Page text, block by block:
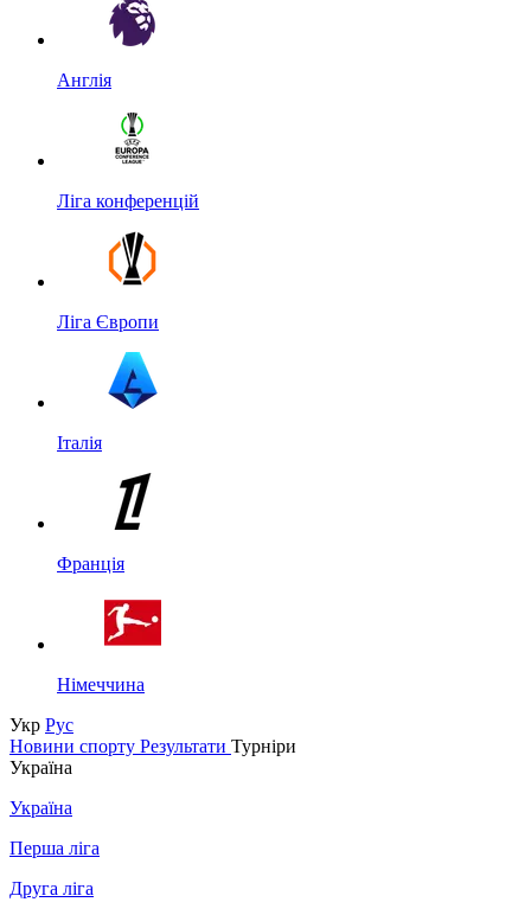
Англія
Ліга конференцій
Ліга Європи
Італія
Франція
Німеччина
Укр Рус
Новини спорту Результати Турніри
Україна
Україна
Перша ліга
Друга ліга